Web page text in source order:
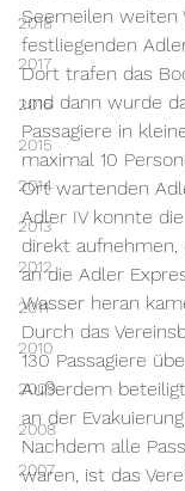
2018
2017
2016
2015
2014
2013
2012
2011
2010
2009
2008
2007
Seemeilen weiten
festliegenden
Dort trafen das
und dann wurde
Passagiere in
maximal 10
Ort wartenden
Adler IV konnte
direkt
an die Adler
Wasser heran
Durch das
130 Passagiere
Außerdem
an der Evakuierung.
Nachdem alle
waren, ist das